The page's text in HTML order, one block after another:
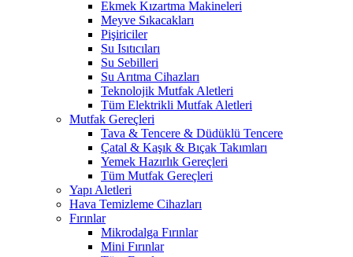
Ekmek Kızartma Makineleri
Meyve Sıkacakları
Pişiriciler
Su Isıtıcıları
Su Sebilleri
Su Arıtma Cihazları
Teknolojik Mutfak Aletleri
Tüm Elektrikli Mutfak Aletleri
Mutfak Gereçleri
Tava & Tencere & Düdüklü Tencere
Çatal & Kaşık & Bıçak Takımları
Yemek Hazırlık Gereçleri
Tüm Mutfak Gereçleri
Yapı Aletleri
Hava Temizleme Cihazları
Fırınlar
Mikrodalga Fırınlar
Mini Fırınlar